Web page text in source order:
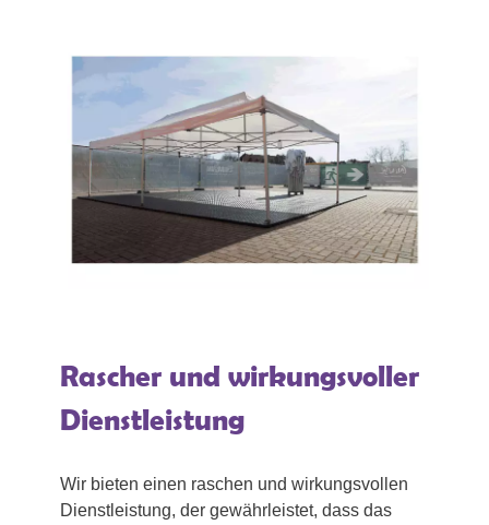
Rascher und wirkungsvoller
Dienstleistung
Wir bieten einen raschen und wirkungsvollen
Dienstleistung, der gewährleistet, dass das